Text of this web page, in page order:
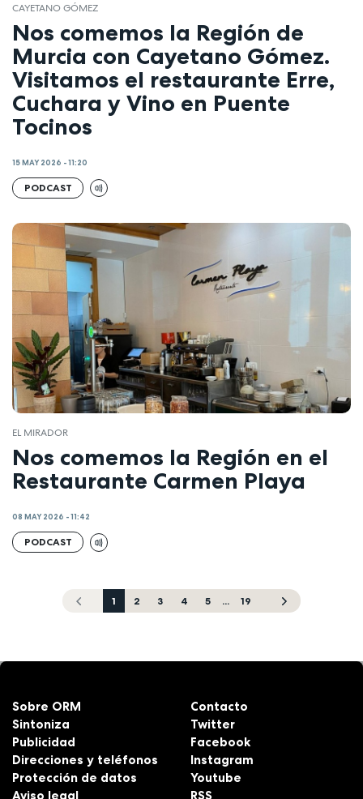
CAYETANO GÓMEZ
Nos comemos la Región de
Murcia con Cayetano Gómez.
Visitamos el restaurante Erre,
Cuchara y Vino en Puente
Tocinos
15 MAY 2026 - 11:20
PODCAST
EL MIRADOR
Nos comemos la Región en el
Restaurante Carmen Playa
08 MAY 2026 - 11:42
PODCAST
1 2 3 4 5 ... 19
Sobre ORM
Sintoniza
Publicidad
Direcciones y teléfonos
Protección de datos
Aviso legal
Contacto
Twitter
Facebook
Instagram
Youtube
RSS